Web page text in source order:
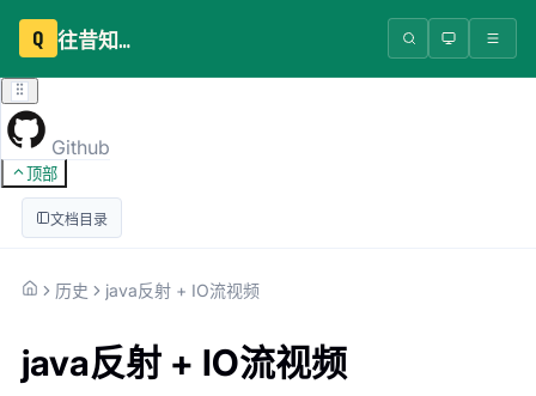
Q 往昔知识库
Github
顶部
文档目录
历史 java反射 + IO流视频
java反射 + IO流视频